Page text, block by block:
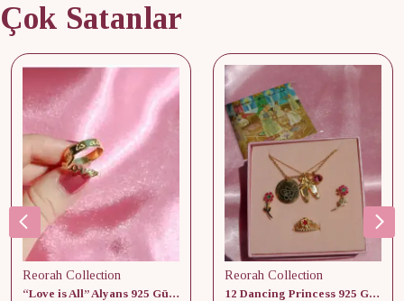
Çok Satanlar
Reorah Collection
“Love is All” Alyans 925 Gümüş - Medium Beden
Reorah Collection
12 Dancing Princess 925 Gümüş/ Kolye, Küpe ve Yüzük Set